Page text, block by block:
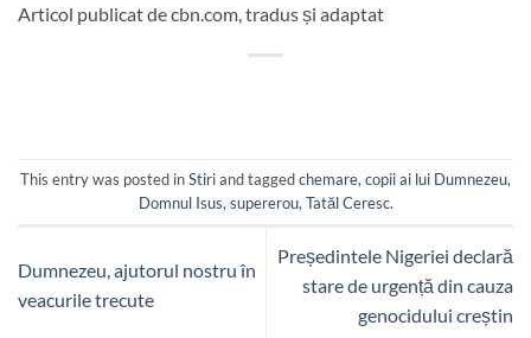
Articol publicat de cbn.com, tradus și adaptat
This entry was posted inStiriand taggedchemare, copii ai lui Dumnezeu,
Domnul Isus, supererou, Tatăl Ceresc.
Dumnezeu, ajutorul nostru în
veacurile trecute
Președintele Nigeriei declară
stare de urgență din cauza
genocidului creștin